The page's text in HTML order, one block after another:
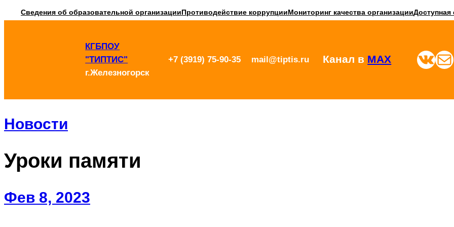
Перейти
содержимому
Сведения об образовательной организацииПротиводействие коррупцииМониторинг качества организацииДоступная
КГБПОУ
"ТИПТИС"
г.Железногорск
+7 (3919) 75-90-35 mail@tiptis.ru Канал в MAX ВКонтакте Почта
Новости
Уроки памяти
Фев 8, 2023